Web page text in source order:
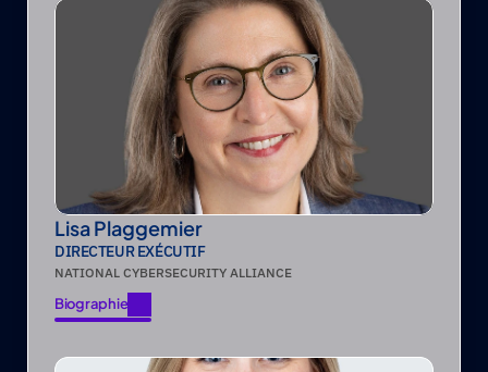
Lisa Plaggemier
DIRECTEUR EXÉCUTIF
NATIONAL CYBERSECURITY ALLIANCE
Biographie
Biographie